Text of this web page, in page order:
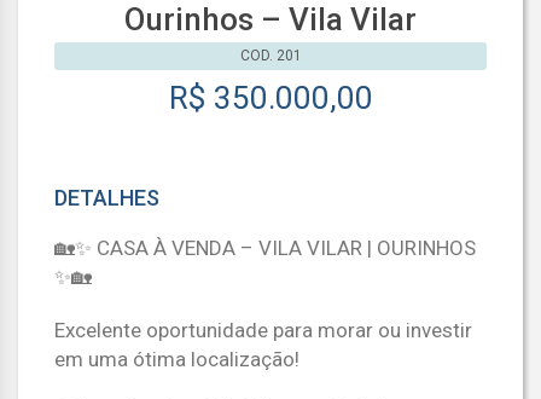
Ourinhos – Vila Vilar
COD. 201
R$ 350.000,00
DETALHES
🏡✨ CASA À VENDA – VILA VILAR | OURINHOS
✨🏡
Excelente oportunidade para morar ou investir
em uma ótima localização!